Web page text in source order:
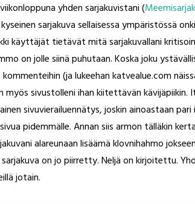
yhden sarjakuvistani (
sarjakuva sellaisessa ympäristössä
käyttäjät tietävät mitä sarjakuvallani
on jolle siinä puhutaan. Koska joku
(ja lukeehan katvealue.com
myös sivustolleni ihan kiitettävän kävijäpiikin.
sivuvierailuennätys, joskin ainoastaan
pidemmälle. Annan siis armon tälläkin
alareunaan lisäämä klovnihahmo
on jo piirretty. Neljä on kirjoitettu.
jotain.